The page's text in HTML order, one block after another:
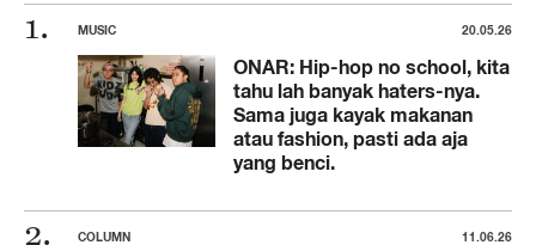
MUSIC 20.05.26
ONAR: Hip-hop no school, kita
tahu lah banyak haters-nya.
Sama juga kayak makanan
atau fashion, pasti ada aja
yang benci.
COLUMN 11.06.26